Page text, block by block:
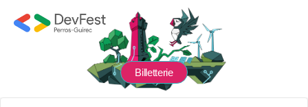
Billetterie